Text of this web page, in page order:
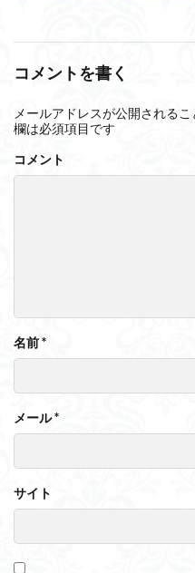
コメントを書く
メールアドレスが公開されるこ
欄は必須項目です
コメント
名前*
メール*
サイト